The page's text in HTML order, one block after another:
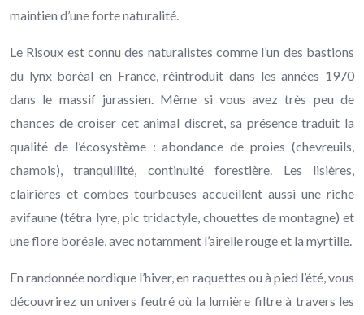
maintien d’une forte naturalité.
Le Risoux est connu des naturalistes comme l’un des bastions
du lynx boréal en France, réintroduit dans les années 1970
dans le massif jurassien. Même si vous avez très peu de
chances de croiser cet animal discret, sa présence traduit la
qualité de l’écosystème : abondance de proies (chevreuils,
chamois), tranquillité, continuité forestière. Les lisières,
clairières et combes tourbeuses accueillent aussi une riche
avifaune (tétra lyre, pic tridactyle, chouettes de montagne) et
une flore boréale, avec notamment l’airelle rouge et la myrtille.
En randonnée nordique l’hiver, en raquettes ou à pied l’été, vous
découvrirez un univers feutré où la lumière filtre à travers les